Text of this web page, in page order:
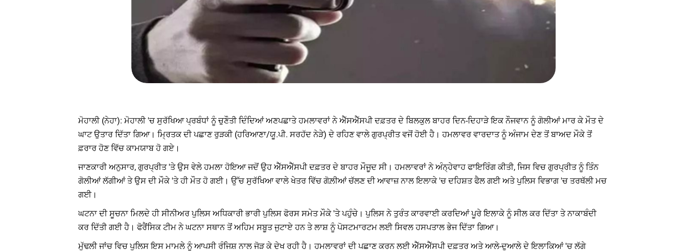
ਮੋਹਾਲੀ (ਨੇਹਾ): ਮੋਹਾਲੀ 'ਚ ਸੁਰੱਖਿਆ ਪ੍ਰਬੰਧਾਂ ਨੂੰ ਚੁਣੌਤੀ ਦਿੰਦਿਆਂ ਅਣਪਛਾਤੇ ਹਮਲਾਵਰਾਂ ਨੇ ਐੱਸਐੱਸਪੀ ਦਫ਼ਤਰ ਦੇ ਬਿਲਕੁਲ ਬਾਹਰ ਦਿਨ-ਦਿਹਾੜੇ ਇਕ ਨੌਜਵਾਨ ਨੂੰ ਗੋਲੀਆਂ ਮਾਰ ਕੇ ਮੌਤ ਦੇ
ਘਾਟ ਉਤਾਰ ਦਿੱਤਾ ਗਿਆ। ਮ੍ਰਿਤਕ ਦੀ ਪਛਾਣ ਰੁੜਕੀ (ਹਰਿਆਣਾ/ਯੂ.ਪੀ. ਸਰਹੱਦ ਨੇੜੇ) ਦੇ ਰਹਿਣ ਵਾਲੇ ਗੁਰਪ੍ਰੀਤ ਵਜੋਂ ਹੋਈ ਹੈ। ਹਮਲਾਵਰ ਵਾਰਦਾਤ ਨੂੰ ਅੰਜਾਮ ਦੇਣ ਤੋਂ ਬਾਅਦ ਮੌਕੇ ਤੋਂ
ਫ਼ਰਾਰ ਹੋਣ ਵਿੱਚ ਕਾਮਯਾਬ ਹੋ ਗਏ।
ਜਾਣਕਾਰੀ ਅਨੁਸਾਰ, ਗੁਰਪ੍ਰੀਤ 'ਤੇ ਉਸ ਵੇਲੇ ਹਮਲਾ ਹੋਇਆ ਜਦੋਂ ਉਹ ਐੱਸਐੱਸਪੀ ਦਫ਼ਤਰ ਦੇ ਬਾਹਰ ਮੌਜੂਦ ਸੀ। ਹਮਲਾਵਰਾਂ ਨੇ ਅੰਨ੍ਹੇਵਾਹ ਫਾਇਰਿੰਗ ਕੀਤੀ, ਜਿਸ ਵਿਚ ਗੁਰਪ੍ਰੀਤ ਨੂੰ ਤਿੰਨ
ਗੋਲੀਆਂ ਲੱਗੀਆਂ ਤੇ ਉਸ ਦੀ ਮੌਕੇ 'ਤੇ ਹੀ ਮੌਤ ਹੋ ਗਈ। ਉੱਚ ਸੁਰੱਖਿਆ ਵਾਲੇ ਖੇਤਰ ਵਿੱਚ ਗੋਲ਼ੀਆਂ ਚੱਲਣ ਦੀ ਆਵਾਜ਼ ਨਾਲ ਇਲਾਕੇ 'ਚ ਦਹਿਸ਼ਤ ਫੈਲ ਗਈ ਅਤੇ ਪੁਲਿਸ ਵਿਭਾਗ 'ਚ ਤਰਥੱਲੀ ਮਚ
ਗਈ।
ਘਟਨਾ ਦੀ ਸੂਚਨਾ ਮਿਲਦੇ ਹੀ ਸੀਨੀਅਰ ਪੁਲਿਸ ਅਧਿਕਾਰੀ ਭਾਰੀ ਪੁਲਿਸ ਫੋਰਸ ਸਮੇਤ ਮੌਕੇ 'ਤੇ ਪਹੁੰਚੇ। ਪੁਲਿਸ ਨੇ ਤੁਰੰਤ ਕਾਰਵਾਈ ਕਰਦਿਆਂ ਪੂਰੇ ਇਲਾਕੇ ਨੂੰ ਸੀਲ ਕਰ ਦਿੱਤਾ ਤੇ ਨਾਕਾਬੰਦੀ
ਕਰ ਦਿੱਤੀ ਗਈ ਹੈ। ਫੋਰੈਂਸਿਕ ਟੀਮ ਨੇ ਘਟਨਾ ਸਥਾਨ ਤੋਂ ਅਹਿਮ ਸਬੂਤ ਜੁਟਾਏ ਹਨ ਤੇ ਲਾਸ਼ ਨੂੰ ਪੋਸਟਮਾਰਟਮ ਲਈ ਸਿਵਲ ਹਸਪਤਾਲ ਭੇਜ ਦਿੱਤਾ ਗਿਆ।
ਮੁੱਢਲੀ ਜਾਂਚ ਵਿਚ ਪੁਲਿਸ ਇਸ ਮਾਮਲੇ ਨੂੰ ਆਪਸੀ ਰੰਜਿਸ਼ ਨਾਲ ਜੋੜ ਕੇ ਦੇਖ ਰਹੀ ਹੈ। ਹਮਲਾਵਰਾਂ ਦੀ ਪਛਾਣ ਕਰਨ ਲਈ ਐੱਸਐੱਸਪੀ ਦਫ਼ਤਰ ਅਤੇ ਆਲੇ-ਦੁਆਲੇ ਦੇ ਇਲਾਕਿਆਂ 'ਚ ਲੱਗੇ